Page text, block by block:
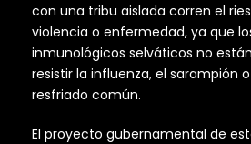
con una tribu aislada corren el
violencia o enfermedad, ya que
inmunológicos selváticos no
resistir la influenza, el sarampión
resfriado común.
El proyecto gubernamental de